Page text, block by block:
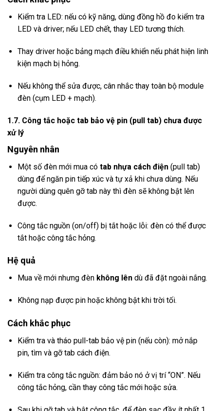
Kiểm tra LED: nếu có kỹ năng, dùng đồng hồ đo kiểm tra
LED và driver; nếu LED chết, thay LED tương thích.
Thay driver hoặc bảng mạch điều khiển nếu phát hiện linh
kiện mạch bị hỏng.
Nếu không thể sửa được, cân nhắc thay toàn bộ module
đèn (cụm LED + mạch).
1.7. Công tắc hoặc tab bảo vệ pin (pull tab) chưa được
xử lý
Nguyên nhân
Một số đèn mới mua có tab nhựa cách điện(pull tab)
dùng để ngăn pin tiếp xúc và tự xả khi chưa dùng. Nếu
người dùng quên gỡ tab này thì đèn sẽ không bật lên
được.
Công tắc nguồn (on/off) bị tắt hoặc lỗi: đèn có thể được
tắt hoặc công tắc hỏng.
Hệ quả
Mua về mới nhưng đèn không lêndù đã đặt ngoài nắng.
Không nạp được pin hoặc không bật khi trời tối.
Cách khắc phục
Kiểm tra và tháo pull-tab bảo vệ pin (nếu còn): mở nắp
pin, tìm và gỡ tab cách điện.
Kiểm tra công tắc nguồn: đảm bảo nó ở vị trí “ON”. Nếu
công tắc hỏng, cần thay công tắc mới hoặc sửa.